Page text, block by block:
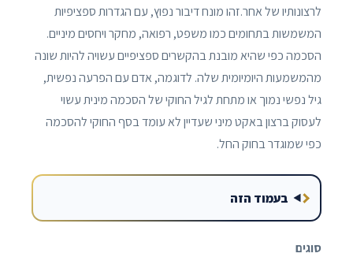
לרצונותיו של אחר.זהו מונח דיבור נפוץ, עם הגדרות ספציפיות
המשמשות בתחומים כמו משפט, רפואה, מחקר ויחסים מיניים.
הסכמה כפי שהיא מובנת בהקשרים ספציפיים עשויה להיות שונה
מהמשמעות היומיומית שלה. לדוגמה, אדם עם הפרעה נפשית,
גיל נפשי נמוך או מתחת לגיל החוקי של הסכמה מינית עשוי
לעסוק ברצון באקט מיני שעדיין לא עומד בסף החוקי להסכמה
כפי שמוגדר בחוק החל.
בעמוד הזה
סוגים